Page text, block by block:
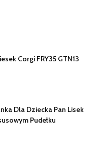
Corgi FRY35 GTN13
Dla Dziecka Pan Lisek
Pudełku